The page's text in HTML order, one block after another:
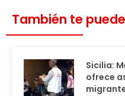
También te
Sicilia:
ofrece